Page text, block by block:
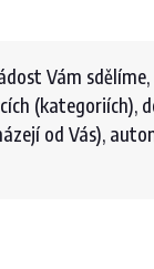
Vám
(kategoriích),
od Vás),